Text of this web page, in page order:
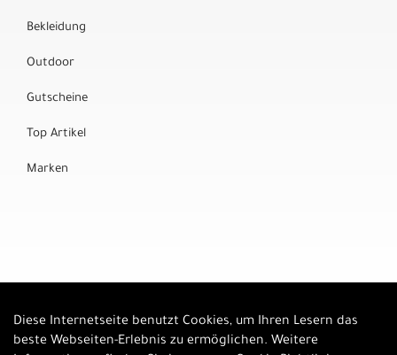
Bekleidung
Outdoor
Gutscheine
Top Artikel
Marken
Diese Internetseite benutzt Cookies, um Ihren Lesern das
beste Webseiten-Erlebnis zu ermöglichen. Weitere
Auftrag widerrufen